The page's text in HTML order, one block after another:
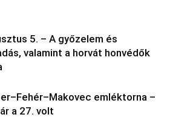
5. – A győzelem és
valamint a horvát honvédők
emléktorna –
a 27. volt